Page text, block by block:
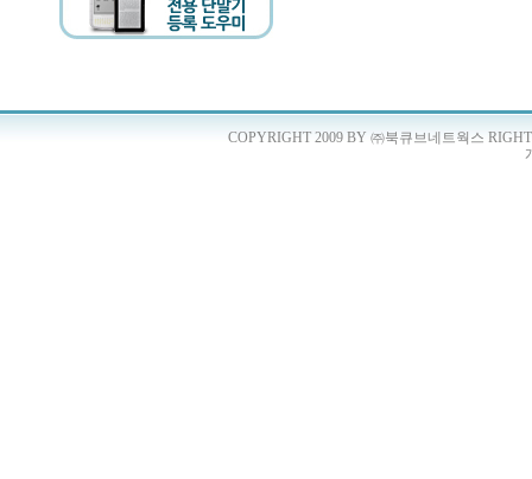
COPYRIGHT 2009 BY ㈜북큐브네트웍스